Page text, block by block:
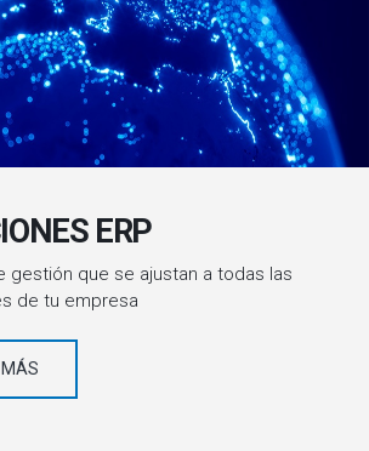
ERP
gestión que se ajustan a todas las
de tu empresa